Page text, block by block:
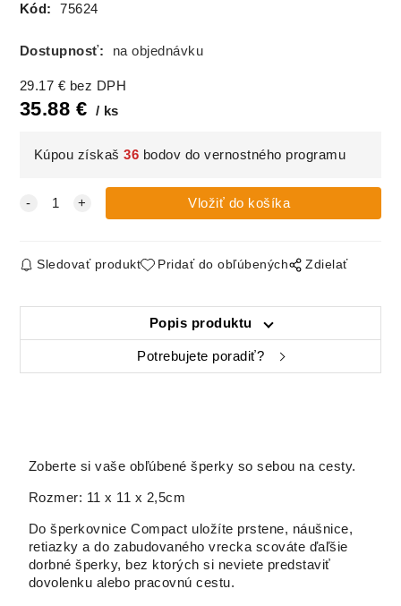
Kód: 75624
Dostupnosť: na objednávku
29.17 € bez DPH
35.88 € ks
Kúpou získaš36 bodov do vernostného programu
Sledovať produkt Pridať do obľúbených Zdielať
Popis produktu
Potrebujete poradiť?
Zoberte si vaše obľúbené šperky so sebou na cesty.
Rozmer: 11 x 11 x 2,5cm
Do šperkovnice Compact uložíte prstene, náušnice,
retiazky a do zabudovaného vrecka scováte ďaľšie
dorbné šperky, bez ktorých si neviete predstaviť
dovolenku alebo pracovnú cestu.